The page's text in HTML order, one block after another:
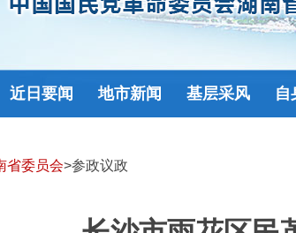
近日要闻 地市新闻 基层采风 自
省委员会>参政议政